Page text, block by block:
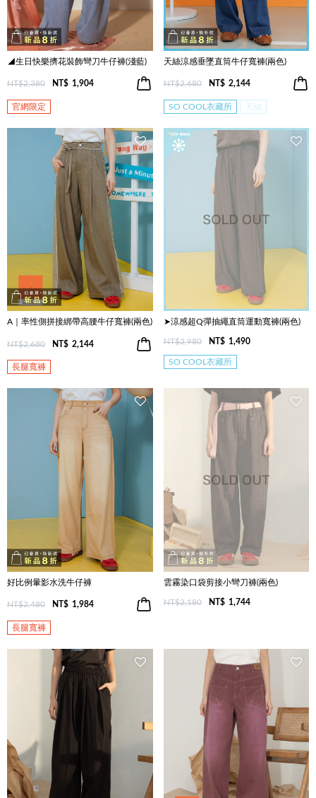
◢生日快樂擠花裝飾彎刀牛仔褲(淺藍)
NT$2,380 NT$ 1,904
官網限定
天絲涼感垂墜直筒牛仔寬褲(兩色)
NT$2,680 NT$ 2,144
SO COOL衣藏所 天絲
A｜率性側拼接綁帶高腰牛仔寬褲(兩色)
NT$2,680 NT$ 2,144
長腿寬褲
➤涼感超Q彈抽繩直筒運動寬褲(兩色)
NT$2,980 NT$ 1,490
SO COOL衣藏所
好比例暈影水洗牛仔褲
NT$2,480 NT$ 1,984
長腿寬褲
雲霧染口袋剪接小彎刀褲(兩色)
NT$2,180 NT$ 1,744